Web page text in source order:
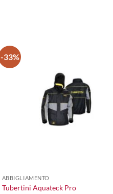
-33%
ABBIGLIAMENTO
Tubertini Aquateck Pro